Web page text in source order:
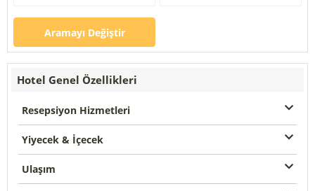
Aramayı Değiştir
Hotel Genel Özellikleri
Resepsiyon Hizmetleri
Yiyecek & İçecek
Ulaşım